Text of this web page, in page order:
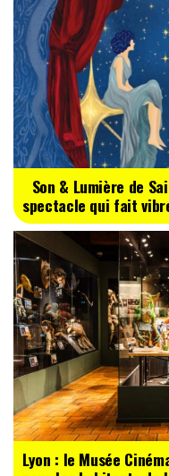
Son & Lumière de
spectacle qui fait
Lyon : le Musée